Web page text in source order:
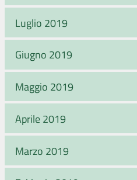
Luglio 2019
Giugno 2019
Maggio 2019
Aprile 2019
Marzo 2019